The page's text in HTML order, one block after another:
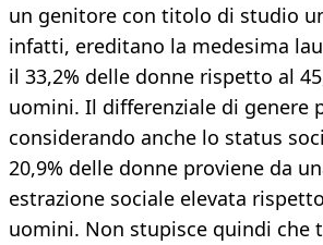
un genitore con titolo di studio
infatti, ereditano la medesima
il 33,2% delle donne rispetto al
uomini. Il differenziale di genere
considerando anche lo status
20,9% delle donne proviene da
estrazione sociale elevata
uomini. Non stupisce quindi che